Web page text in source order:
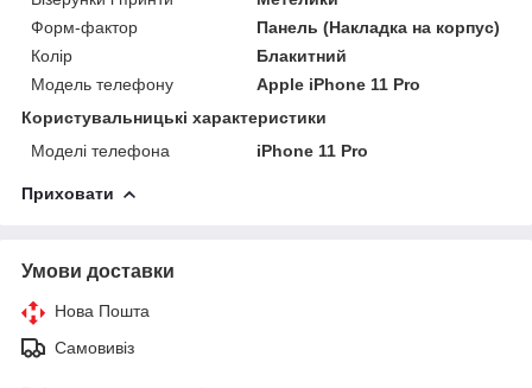
Форм-фактор
Панель (Накладка на корпус)
Колір
Блакитний
Модель телефону
Apple iPhone 11 Pro
Користувальницькі характеристики
Моделі телефона
iPhone 11 Pro
Приховати
Умови доставки
Нова Пошта
Самовивіз